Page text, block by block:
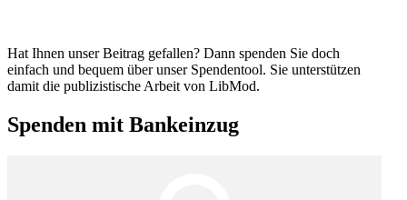
Hat Ihnen unser Beitrag gefallen? Dann spenden Sie doch
einfach und bequem über unser Spendentool. Sie unter­stützen
damit die publi­zis­tische Arbeit von LibMod.
Spenden mit Bankeinzug